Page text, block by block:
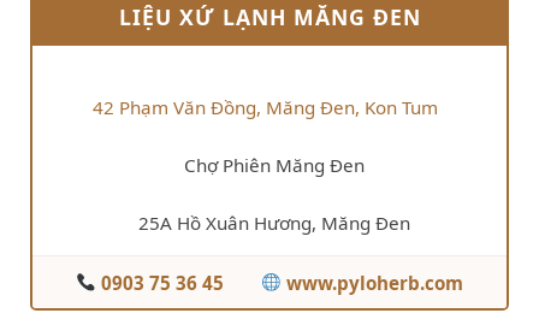
LIỆU XỨ LẠNH MĂNG ĐEN
42 Phạm Văn Đồng, Măng Đen, Kon Tum
Chợ Phiên Măng Đen
25A Hồ Xuân Hương, Măng Đen
0903 75 36 45 www.pyloherb.com